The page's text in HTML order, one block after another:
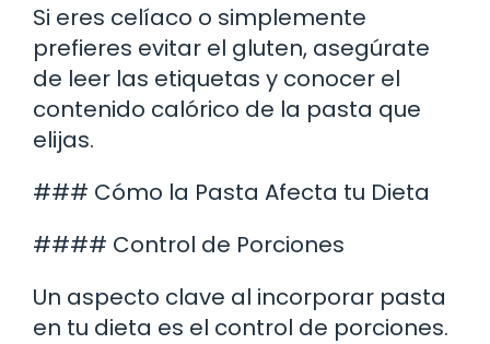
Si eres celíaco o simplemente
prefieres evitar el gluten, asegúrate
de leer las etiquetas y conocer el
contenido calórico de la pasta que
elijas.
### Cómo la Pasta Afecta tu Dieta
#### Control de Porciones
Un aspecto clave al incorporar pasta
en tu dieta es el control de porciones.